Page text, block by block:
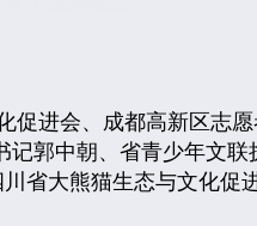
会、成都高新区志愿
郭中朝、省青少年文
省大熊猫生态与文化